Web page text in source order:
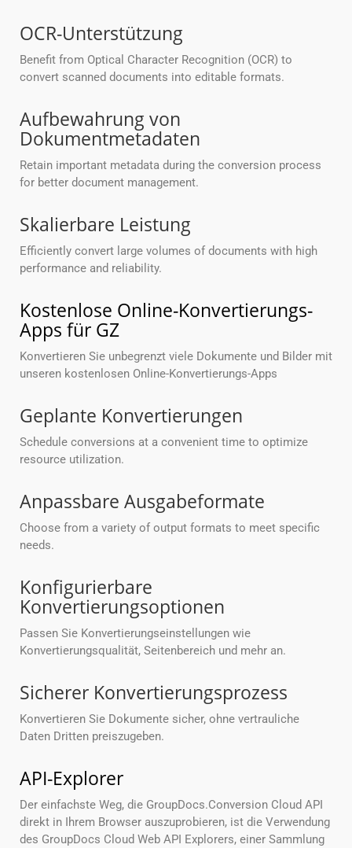
OCR-Unterstützung
Benefit from Optical Character Recognition (OCR) to
convert scanned documents into editable formats.
Aufbewahrung von
Dokumentmetadaten
Retain important metadata during the conversion process
for better document management.
Skalierbare Leistung
Efficiently convert large volumes of documents with high
performance and reliability.
Kostenlose Online-Konvertierungs-
Apps für GZ
Konvertieren Sie unbegrenzt viele Dokumente und Bilder mit
unseren kostenlosen Online-Konvertierungs-Apps
Geplante Konvertierungen
Schedule conversions at a convenient time to optimize
resource utilization.
Anpassbare Ausgabeformate
Choose from a variety of output formats to meet specific
needs.
Konfigurierbare
Konvertierungsoptionen
Passen Sie Konvertierungseinstellungen wie
Konvertierungsqualität, Seitenbereich und mehr an.
Sicherer Konvertierungsprozess
Konvertieren Sie Dokumente sicher, ohne vertrauliche
Daten Dritten preiszugeben.
API-Explorer
Der einfachste Weg, die GroupDocs.Conversion Cloud API
direkt in Ihrem Browser auszuprobieren, ist die Verwendung
des GroupDocs Cloud Web API Explorers, einer Sammlung